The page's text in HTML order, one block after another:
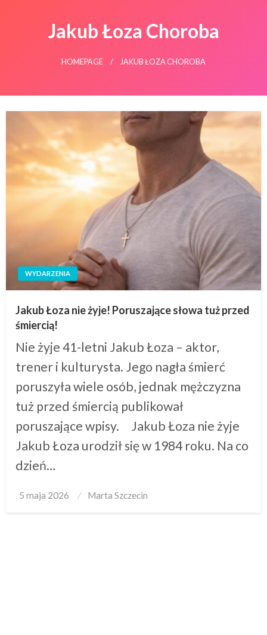
Jakub Łoza Choroba
HOMEPAGE JAKUB ŁOZA CHOROBA
WYDARZENIA
Jakub Łoza nie żyje! Poruszające słowa tuż przed
śmiercią!
Nie żyje 41-letni Jakub Łoza – aktor,
trener i kulturysta. Jego nagła śmierć
poruszyła wiele osób, jednak mężczyzna
tuż przed śmiercią publikował
poruszające wpisy. Jakub Łoza nie żyje
Jakub Łoza urodził się w 1984 roku. Na co
dzień…
Posted
5 maja 2026 Marta Szczecin